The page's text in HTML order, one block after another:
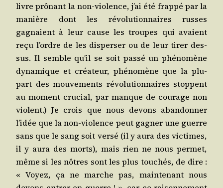
livre prô­nant la non-vio­lence, j’ai été frap­pé par la
manière dont les révo­lu­tion­naires russes
gagnaient à leur cause les troupes qui avaient
reçu l’ordre de les dis­per­ser ou de leur tirer des­
sus. Il semble qu’il se soit pas­sé un phé­no­mène
dyna­mique et créa­teur, phé­no­mène que la plu­
part des mou­ve­ments révo­lu­tion­naires stoppent
au moment cru­cial, par manque de cou­rage non
violent.) Je crois que nous devons aban­don­ner
l’idée que la non-vio­lence peut gagner une guerre
sans que le sang soit ver­sé (il y aura des vic­times,
il y aura des morts), mais rien ne nous per­met,
même si les nôtres sont les plus tou­chés, de dire :
« Voyez, ça ne marche pas, main­te­nant nous